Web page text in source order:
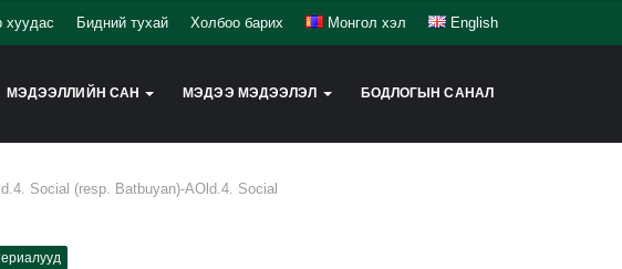
хуудас Бидний тухай Холбоо барих Монгол хэл English
МЭДЭЭЛЛИЙН САН МЭДЭЭ МЭДЭЭЛЭЛ БОДЛОГЫН САНАЛ
Social (resp. Batbuyan)-AOld.4. Social